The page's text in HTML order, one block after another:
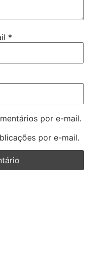
*
por e-mail.
por e-mail.